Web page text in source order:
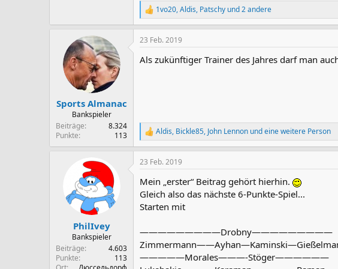
R
e
a
k
i
1vo20,Aldis, Patschy und 2 andere
Sports Almanac
Bankspieler
Beiträge
8.324
Punkte
113
23 Feb. 2019
Als zukünftiger Trainer des Jahres darf man
R
e
a
k
i
o
n
e
:
Aldis, Bickle85, John Lennon und eine weitere Person
PhilIvey
Bankspieler
Beiträge
4.603
Punkte
113
23 Feb. 2019
Mein „erster“ Beitrag gehört hierhin.
Gleich also das nächste 6-Punkte-Spiel...
Starten mit
—————————Drobny—————————
—————Morales———-Stöger——————